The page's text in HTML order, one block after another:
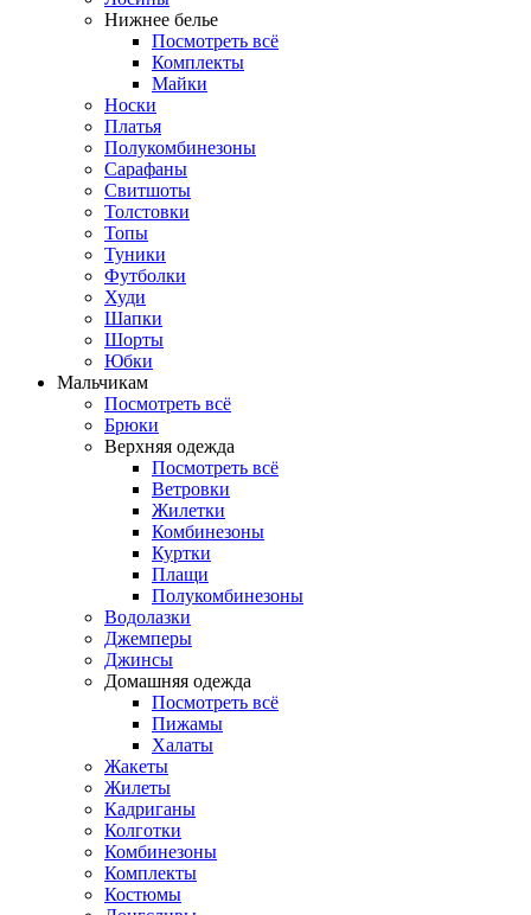
Нижнее белье
Посмотреть всё
Комплекты
Майки
Носки
Платья
Полукомбинезоны
Сарафаны
Свитшоты
Толстовки
Топы
Туники
Футболки
Худи
Шапки
Шорты
Юбки
Мальчикам
Посмотреть всё
Брюки
Верхняя одежда
Посмотреть всё
Ветровки
Жилетки
Комбинезоны
Куртки
Плащи
Полукомбинезоны
Водолазки
Джемперы
Джинсы
Домашняя одежда
Посмотреть всё
Пижамы
Халаты
Жакеты
Жилеты
Кадриганы
Колготки
Комбинезоны
Комплекты
Костюмы